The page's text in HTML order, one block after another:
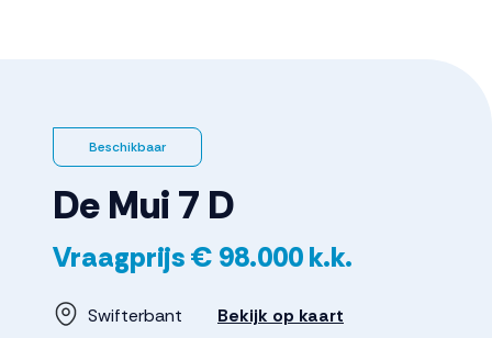
De Mui7 D
Vraagprijs€ 98.000k.k.
Swifterbant Bekijk op kaart